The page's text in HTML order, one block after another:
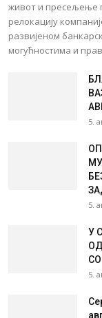
живот и пресељење
релокацију
развијеном
могућностима и
5.
5.
У
5.